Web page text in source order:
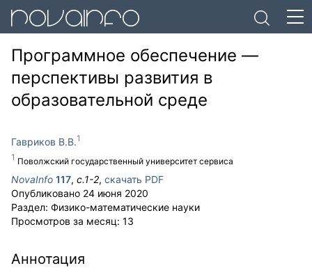
Программное обеспечение —
перспективы развития в
образовательной среде
Гавриков В.В.
Поволжский государственный университет сервиса
NovaInfo 117, с.1-2, скачать PDF
Опубликовано 24 июня 2020
Раздел: Физико-математические науки
Просмотров за месяц: 13
Аннотация